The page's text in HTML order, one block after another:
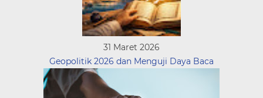
31 Maret 2026
Geopolitik 2026 dan Menguji Daya Baca